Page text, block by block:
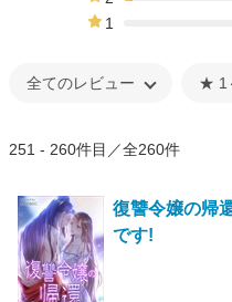
1
251 - 260件目／全260件
復讐令嬢の帰
です!